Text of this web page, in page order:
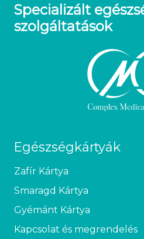
Specializált
szolgáltatások
Egészségkártyák
Zafír Kártya
Smaragd Kártya
Gyémánt Kártya
Kapcsolat és megrendelés